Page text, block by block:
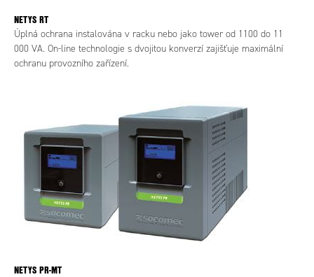
NETYS RT
Úplná ochrana instalována v racku nebo jako tower od 1100 do 11
000 VA. On-line technologie s dvojitou konverzí zajišťuje maximální
ochranu provozního zařízení.
NETYS PR-MT